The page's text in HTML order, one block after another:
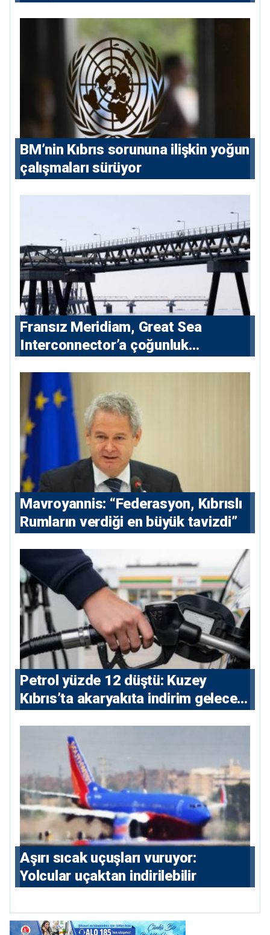
BM’nin Kıbrıs sorununa ilişkin yoğun
çalışmaları sürüyor
Fransız Meridiam, Great Sea
Interconnector’a çoğunluk
Mavroyannis: “Federasyon, Kıbrıslı
Rumların verdiği en büyük tavizdi”
Petrol yüzde 12 düştü: Kuzey
Kıbrıs’ta akaryakıta indirim gelecek
Aşırı sıcak uçuşları vuruyor:
Yolcular uçaktan indirilebilir